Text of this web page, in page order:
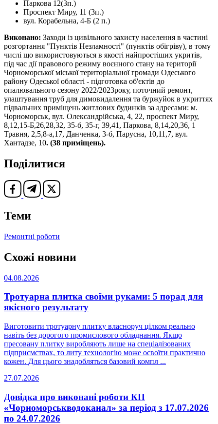
Паркова 12(3п.)
Проспект Миру, 11 (3п.)
вул. Корабельна, 4-Б (2 п.)
Виконано: Заходи із цивільного захисту населення в частині
розгортання "Пунктів Незламності" (пунктів обігріву), в тому
числі що використовуються в якості найпростіших укритів,
під час дії правового режиму воєнного стану на території
Чорноморської міської територіальної громади Одеського
району Одеської області - підготовка об'єктів до
опалювального сезону 2022/2023року, поточний ремонт,
улаштування труб для димовидалення та буржуйок в укриттях
підвальних приміщень житлових будинків за адресами: м.
Чорноморськ, вул. Олександрійська, 4, 22, проспект Миру,
8,12,15-Б,26,28,32, 35-б, 35-г, 39,41, Паркова, 8,14,20,36, 1
Травня, 2,5,8-а,17, Данченка, 3-б, Парусна, 10,11,7, вул.
Хантадзе, 10. (38 приміщень).
Поділитися
Теми
Ремонтні роботи
Схожі новини
04.08.2026
Тротуарна плитка своїми руками: 5 порад для
якісного результату
Виготовити тротуарну плитку власноруч цілком реально
навіть без дорогого промислового обладнання. Якщо
пресовану плитку виробляють лише на спеціалізованих
підприємствах, то литу технологію може освоїти практично
кожен. Для цього знадобляться базовий компл ...
27.07.2026
Довідка про виконані роботи КП
«Чорноморськводоканал» за період з 17.07.2026
по 24.07.2026